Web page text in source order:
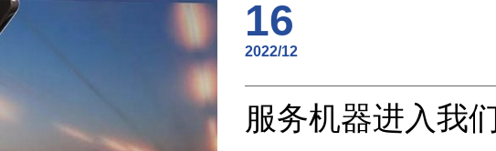
16
2022/12